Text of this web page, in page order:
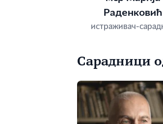
Раденковић
истраживач-
Сарадници